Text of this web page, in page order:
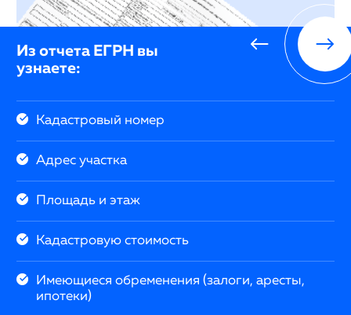
Из отчета ЕГРН вы
узнаете:
Кадастровый номер
Адрес участка
Площадь и этаж
Кадастровую стоимость
Имеющиеся обременения (залоги, аресты,
ипотеки)